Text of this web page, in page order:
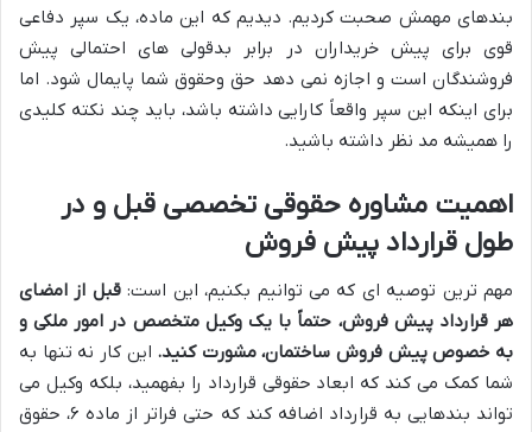
بندهای مهمش صحبت کردیم. دیدیم که این ماده، یک سپر دفاعی
قوی برای پیش خریداران در برابر بدقولی های احتمالی پیش
فروشندگان است و اجازه نمی دهد حق وحقوق شما پایمال شود. اما
برای اینکه این سپر واقعاً کارایی داشته باشد، باید چند نکته کلیدی
را همیشه مد نظر داشته باشید.
اهمیت مشاوره حقوقی تخصصی قبل و در
طول قرارداد پیش فروش
مهم ترین توصیه ای که می توانیم بکنیم، این است:قبل از امضای
هر قرارداد پیش فروش، حتماً با یک وکیل متخصص در امور ملکی و
به خصوص پیش فروش ساختمان، مشورت کنید. این کار نه تنها به
شما کمک می کند که ابعاد حقوقی قرارداد را بفهمید، بلکه وکیل می
تواند بندهایی به قرارداد اضافه کند که حتی فراتر از ماده ۶، حقوق